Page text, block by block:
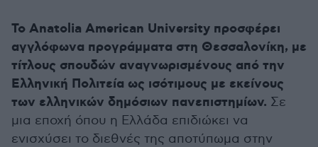
Το Anatolia American University προσφέρει
αγγλόφωνα προγράμματα στη Θεσσαλονίκη, με
τίτλους σπουδών αναγνωρισμένους από την
Ελληνική Πολιτεία ως ισότιμους με εκείνους
των ελληνικών δημόσιων πανεπιστημίων. Σε
μια εποχή όπου η Ελλάδα επιδιώκει να
ενισχύσει το διεθνές της αποτύπωμα στην